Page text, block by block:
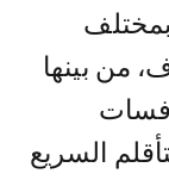
14 مباراة بمختلف
خلالها 9 أهداف، من بينها
منافسات
السريع